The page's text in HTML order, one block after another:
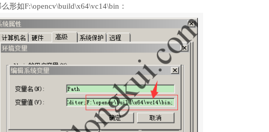
形如F:\opencv\build\x64\vc14\bin：